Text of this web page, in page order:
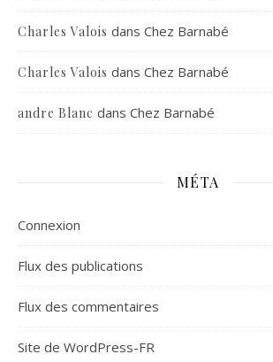
Charles Valois dans Chez Barnabé
Charles Valois dans Chez Barnabé
andre Blanc dans Chez Barnabé
MÉTA
Connexion
Flux des publications
Flux des commentaires
Site de WordPress-FR